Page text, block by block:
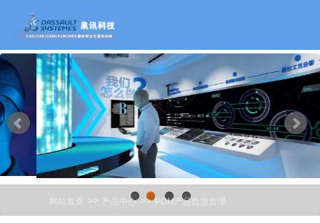
1 2 3 4
网站首页 >> 产品中心 >> PDM产品数据管理